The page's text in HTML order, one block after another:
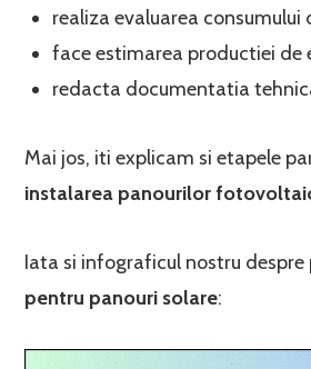
realiza evaluarea consumului
face estimarea productiei de
redacta documentatia
Mai jos, iti explicam si etapele
instalarea panourilor
Iata si infograficul nostru despre
pentru panouri solare: